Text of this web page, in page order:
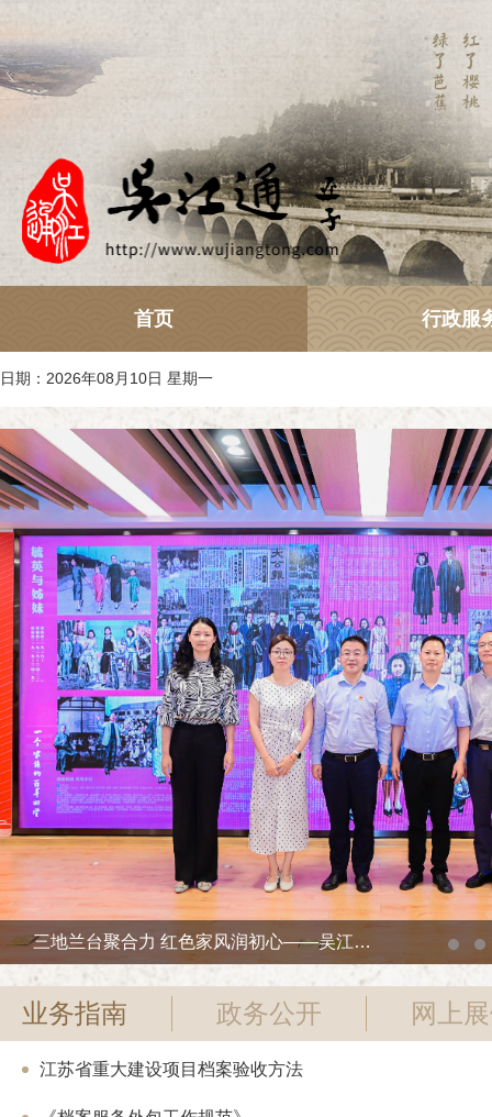
首页 行政服
日期：2026年08月10日 星期一
赓续红色血脉 谱写盛世华章——庆祝中国共产党成立105周年暨吴江名人风采图文展开展
业务指南 政务公开 网上
江苏省重大建设项目档案验收方法